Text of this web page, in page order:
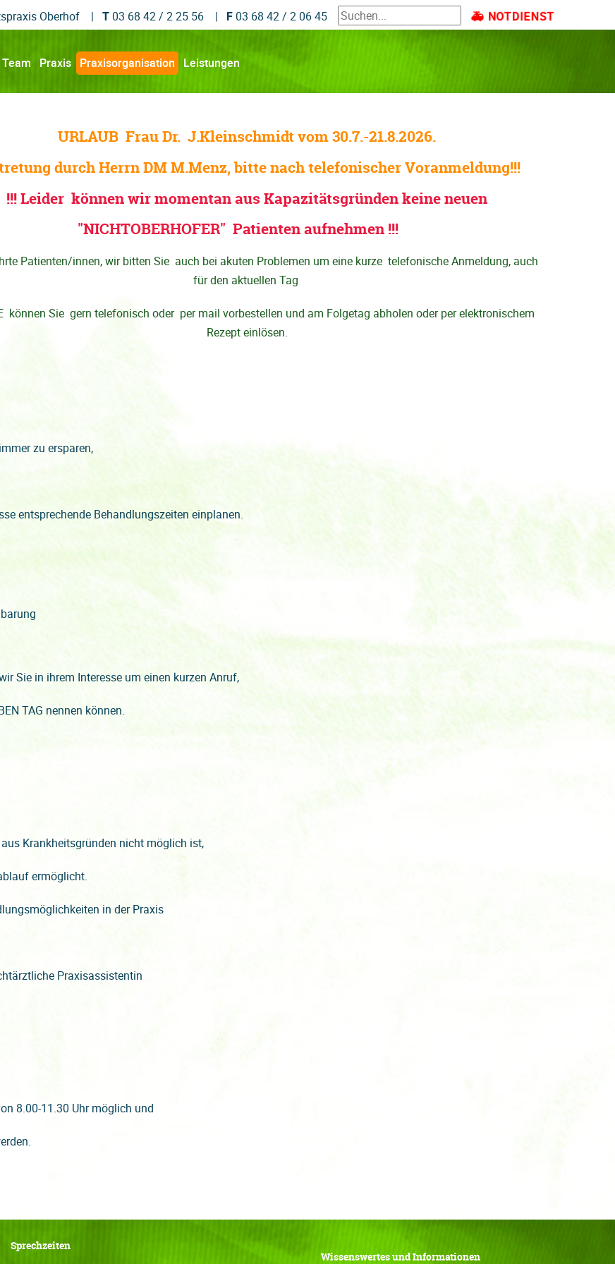
NOTDIENST
Oberhof | T03 68 42 / 2 25 56 | F03 68 42 / 2 06 45
Team Praxis Praxisorganisation Leistungen
URLAUB Frau Dr. J.Kleinschmidt vom 30.7.-21.8.2026.
durch Herrn DM M.Menz, bitte nach telefonischer Voranmeldung!!!
!!! Leider können wir momentan aus Kapazitätsgründen keine neuen
"NICHTOBERHOFER" Patienten aufnehmen !!!
Patienten/innen, wir bitten Sie auch bei akuten Problemen um eine kurze telefonische Anmeldung, auch
für den aktuellen Tag
können Sie gern telefonisch oder per mail vorbestellen und am Folgetag abholen oder per elektronischem
Rezept einlösen.
zu ersparen,
entsprechende Behandlungszeiten einplanen.
Sie in ihrem Interesse um einen kurzen Anruf,
TAG nennen können.
Krankheitsgründen nicht möglich ist,
ermöglicht.
in der Praxis
Praxisassistentin
8.00-11.30 Uhr möglich und
Sprechzeiten
Wissenswertes und Informationen